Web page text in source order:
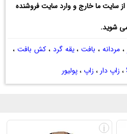
سایت ما خارج و وارد سایت فروشنده
شوید.
،مردانه ، بافت،یقه گرد ، کش بافت،
، زاپ دار ، زاپ ،پولیور
i